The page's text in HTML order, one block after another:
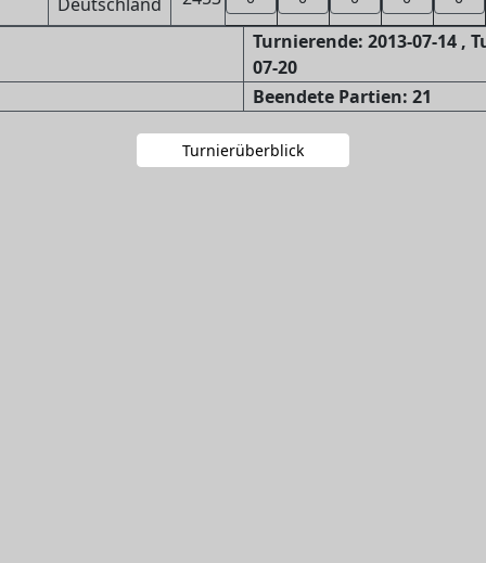
Turnierende: 2013-07-14 ,
07-20
Beendete Partien: 21
Turnierüberblick